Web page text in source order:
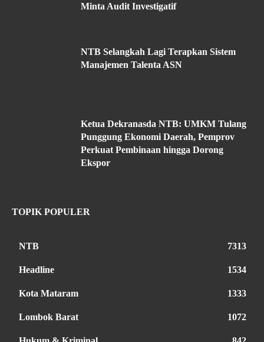
Minta Audit Investigatif
NTB Selangkah Lagi Terapkan Sistem
Manajemen Talenta ASN
Ketua Dekranasda NTB: UMKM Tulang
Punggung Ekonomi Daerah, Pemprov
Perkuat Pembinaan hingga Dorong
Ekspor
TOPIK POPULER
NTB 7313
Headline 1534
Kota Mataram 1333
Lombok Barat 1072